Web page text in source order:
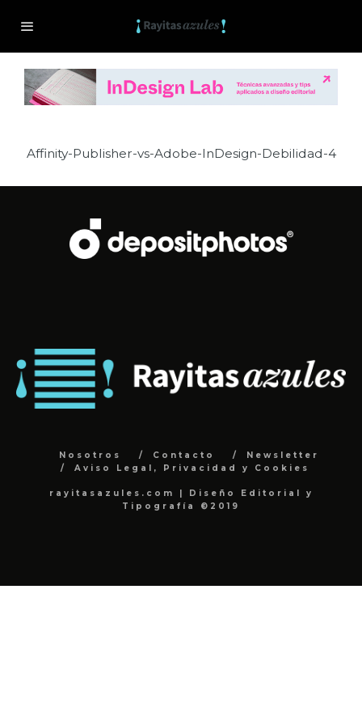
Affinity-Publisher-vs-Adobe-InDesign-Debilidad-4
Nosotros Contacto
Newsletter
Aviso Legal, Privacidad y Cookies
rayitasazules.com | Diseño Editorial y
Tipografía ©2019